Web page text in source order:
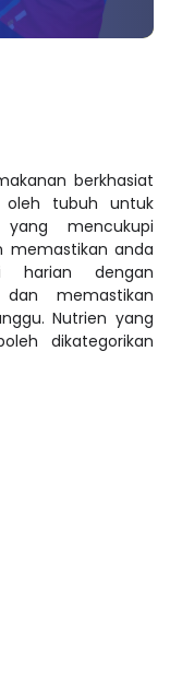
berkhasiat
oleh tubuh untuk
mencukupi
memastikan anda
harian dengan
memastikan
Nutrien yang
dikategorikan